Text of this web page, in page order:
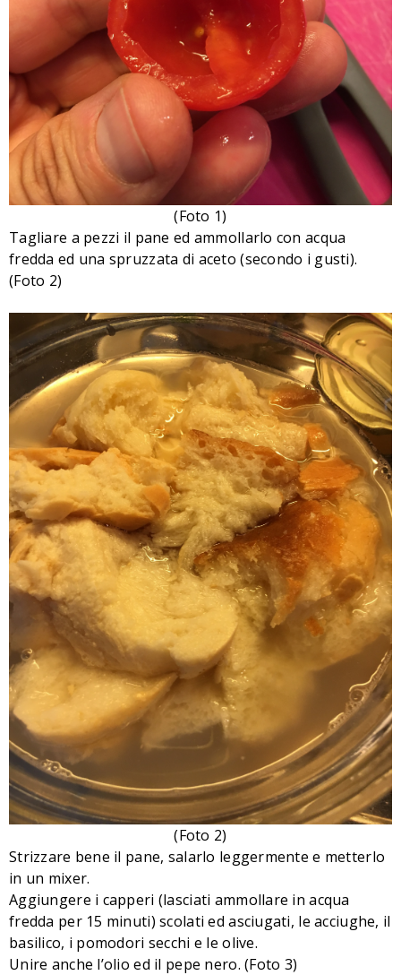
(Foto 1)
Tagliare a pezzi il pane ed ammollarlo con acqua
fredda ed una spruzzata di aceto (secondo i gusti).
(Foto 2)
(Foto 2)
Strizzare bene il pane, salarlo leggermente e metterlo
in un mixer.
Aggiungere i capperi (lasciati ammollare in acqua
fredda per 15 minuti) scolati ed asciugati, le acciughe, il
basilico, i pomodori secchi e le olive.
Unire anche l’olio ed il pepe nero. (Foto 3)